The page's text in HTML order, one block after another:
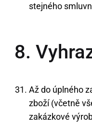
stejného
8.
Až do úplného
zboží (včetně
zakázkové